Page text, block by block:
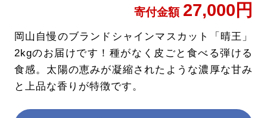
寄付金額 27,000円
岡山自慢のブランドシャインマスカット「晴王」
2kgのお届けです！種がなく皮ごと食べる弾ける
食感。太陽の恵みが凝縮されたような濃厚な甘み
と上品な香りが特徴です。